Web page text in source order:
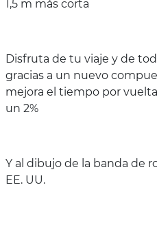
1,5 m más corta
Disfruta de tu viaje y de
gracias a un nuevo
mejora el tiempo por
un 2%
Y al dibujo de la banda de
EE. UU.